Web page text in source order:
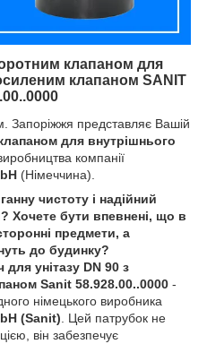
клапаном для
клапаном SANIT
представляє Вашій
для внутрішнього
виробництва компанії
(Німеччина).
чистоту і надійний
Хочете бути впевнені, що в
предмети, а
до будинку?
для унітазу DN 90 з
Sanit 58.928.00..0000 -
німецького виробника
(Sanit) . Цей патрубок не
він забезпечує